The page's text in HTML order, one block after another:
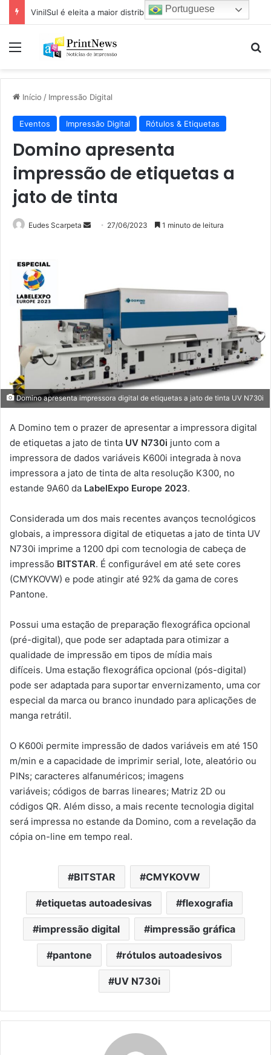
Menu
Início / Impressão Digital
Eventos Impressão Digital Rótulos & Etiquetas
Domino apresenta
impressão de etiquetas a
jato de tinta
Eudes Scarpeta
Mande27/06/2023 1 minuto de leitura
Domino apresenta impressora digital de etiquetas a jato de tinta UV N730i
A Domino tem o prazer de apresentar a impressora digital
de etiquetas a jato de tinta UV N730i junto com a
impressora de dados variáveis ​​K600i integrada à nova
impressora a jato de tinta de alta resolução K300, no
estande 9A60 da LabelExpo Europe 2023.
Considerada um dos mais recentes avanços tecnológicos
globais, a impressora digital de etiquetas a jato de tinta UV
N730i imprime a 1200 dpi com tecnologia de cabeça de
impressão BITSTAR. É configurável em até sete cores
(CMYKOVW) e pode atingir até 92% da gama de cores
Pantone.
Possui uma estação de preparação flexográfica opcional
(pré-digital), que pode ser adaptada para otimizar a
qualidade de impressão em tipos de mídia mais
difíceis. Uma estação flexográfica opcional (pós-digital)
pode ser adaptada para suportar envernizamento, uma cor
especial da marca ou branco inundado para aplicações de
manga retrátil.
O K600i permite impressão de dados variáveis ​​em até 150
m/min e a capacidade de imprimir serial, lote, aleatório ou
PINs; caracteres alfanuméricos; imagens
variáveis; códigos de barras lineares; Matriz 2D ou
códigos QR. Além disso, a mais recente tecnologia digital
será impressa no estande da Domino, com a revelação da
cópia on-line em tempo real.
BITSTAR CMYKOVW
etiquetas autoadesivas flexografia
impressão digital impressão gráfica
pantone rótulos autoadesivos
UV N730i
Portuguese